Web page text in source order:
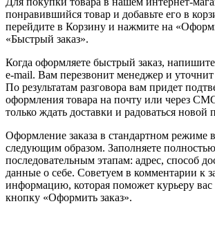
понравившийся товар и добавьте его в
перейдите в Корзину и нажмите на
«Быстрый заказ».
Когда оформляете быстрый заказ,
e-mail. Вам перезвонит менеджер и уточнит
По результатам разговора вам придет
оформления товара на почту или через
только ждать доставки и радоваться новой
Оформление заказа в стандартном режиме
следующим образом. Заполняете
последовательным этапам: адрес, способ
данные о себе. Советуем в комментарии к
информацию, которая поможет курьеру
кнопку «Оформить заказ».